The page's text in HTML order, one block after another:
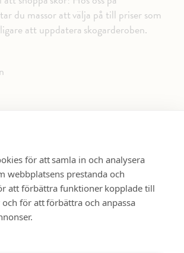
för att samla in och analysera
webbplatsens prestanda och
att förbättra funktioner kopplade till
för att förbättra och anpassa
du massor att välja på till priser som
att uppdatera skogarderoben.
MEDIER